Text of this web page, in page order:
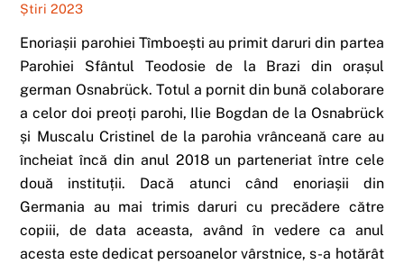
Știri 2023
Enoriașii parohiei Tîmboești au primit daruri din partea
Parohiei Sfântul Teodosie de la Brazi din orașul
german Osnabrück. Totul a pornit din bună colaborare
a celor doi preoți parohi, Ilie Bogdan de la Osnabrück
și Muscalu Cristinel de la parohia vrânceană care au
încheiat încă din anul 2018 un parteneriat între cele
două instituții. Dacă atunci când enoriașii din
Germania au mai trimis daruri cu precădere către
copiii, de data aceasta, având în vedere ca anul
acesta este dedicat persoanelor vârstnice, s-a hotărât